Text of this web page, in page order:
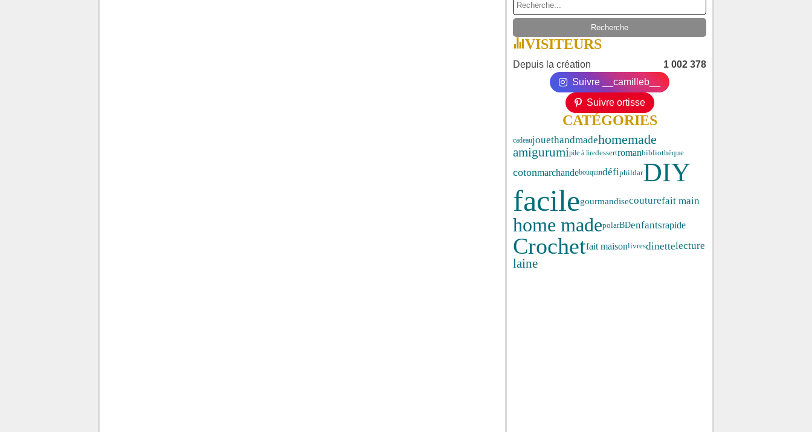
VISITEURS
Depuis la création
1 002 378
Suivre __camilleb__
Suivre ortisse
CATÉGORIES
cadeaujouethandmadehomemade
amigurumipile à liredessertromanbibliothèque
cotonmarchandebouquindéfiphildarDIY
facilegourmandisecouturefait main
home madepolarBDenfantsrapide
Crochetfait maisonlivresdinettelecture
laine